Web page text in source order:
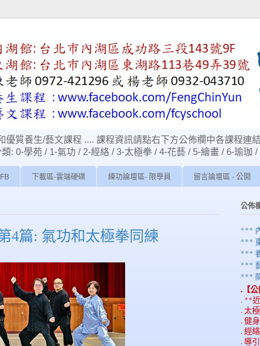
優質養生/藝文課程 .... 課程資訊請點右下方公佈欄中各課程連
: 0-學苑 / 1-氣功 / 2-經絡 / 3-太極拳 / 4-花藝 / 5-繪畫 / 6-瑜珈
下載區-雲端硬碟 練功論壇區- 限學員 留言論壇區 - 公開
4篇: 氣功和太極拳同練
公佈
***
***
***
***
***
.【公
. **
. 太
. 健
. 經
. 導